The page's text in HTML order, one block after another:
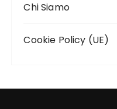
Chi Siamo
Cookie Policy (UE)